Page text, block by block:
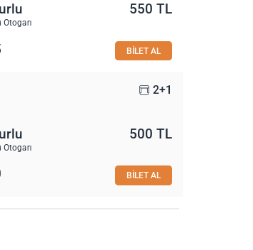
550 TL
BİLET AL
2+1
500 TL
BİLET AL